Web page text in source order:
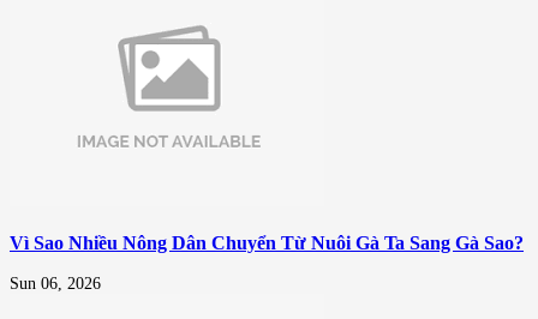
Vì Sao Nhiều Nông Dân Chuyển Từ Nuôi Gà Ta Sang Gà Sao?
Sun 06, 2026